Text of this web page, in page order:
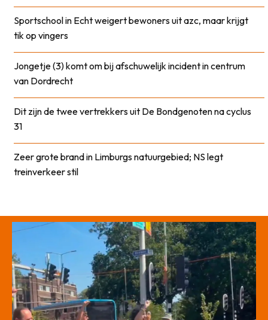
Sportschool in Echt weigert bewoners uit azc, maar krijgt
tik op vingers
Jongetje (3) komt om bij afschuwelijk incident in centrum
van Dordrecht
Dit zijn de twee vertrekkers uit De Bondgenoten na cyclus
31
Zeer grote brand in Limburgs natuurgebied; NS legt
treinverkeer stil